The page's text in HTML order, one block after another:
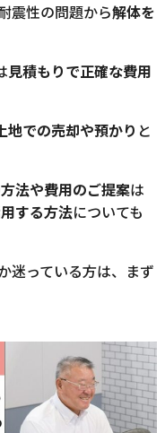
震性の問題から解体を
見積もりで正確な費用
地での売却や預かり と
法や費用のご提案は
する方法についても
迷っている方は、まず